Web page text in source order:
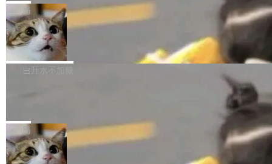
质的最低采样率）的音频格式将被拒绝 修复了 C
SS 圆角虚线样式中可能存在的问题 如果表单中
的图像元素不在同一个子树中，则它们将不再关
联 加...
最强的若干项。对于尚未正式发版的 PG 19，则
通过拉取过去一年内（从 PG 18 Beta1 时间点
至今）的所有 commit，同样交由 AI 分析提炼。
经过人工复核，准确度令人满意。这一方法也为
社区爱好者提供了高效跟踪新版本的思路。
维护工作一直与我的日常工作、家务、社交生活
和休闲娱乐竞争时间。" 这是 libexpat 维护者 S
ebastian Pipping 写在博客里的话。8 月 4 日，
他宣布了一个新消息：从 2026 年 8 月 1 日起，
他可以全职维护 libexpat 了，最长 6 个月。发
库之一。你的操作系统、浏览器、无数的基础设
施软件，很可能都在用它。而过去十年，维护它
的人一直在用业余...
局
Firefox 153.0.3 发布
Firefox 153.0.3 现已发布，具体更新内容如
下： New Smart Window 包含多项增强功能：
gi?id=2019042">Bug&nbsp;2019042</a>）</l
i> <li>现在，助手可以直接使用 Exa 的网络搜索
结果回答问题，而无需将问题转交给搜索引擎。
白开水不加糖
的 npm 包。项目的核心论点是：容器不适合 Ag
ent 计算。真正适合的，是 Isolate。 Cloudflare
工程师在这件事上没什么可谦虚的——他们用 W
局
OpenAI 公开邮件和聊天记录回应苹果